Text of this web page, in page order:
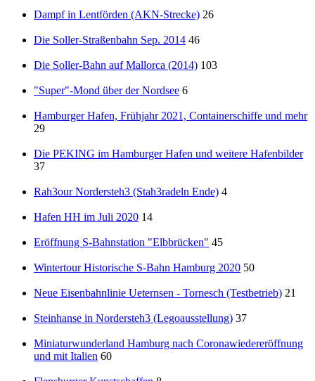
Dampf in Lentförden (AKN-Strecke) 26
Die Soller-Straßenbahn Sep. 2014 46
Die Soller-Bahn auf Mallorca (2014) 103
"Super"-Mond über der Nordsee 6
Hamburger Hafen, Frühjahr 2021, Containerschiffe und mehr
29
Die PEKING im Hamburger Hafen und weitere Hafenbilder
37
Rah3our Nordersteh3 (Stah3radeln Ende) 4
Hafen HH im Juli 2020 14
Eröffnung S-Bahnstation "Elbbrücken" 45
Wintertour Historische S-Bahn Hamburg 2020 50
Neue Eisenbahnlinie Ueternsen - Tornesch (Testbetrieb) 21
Steinhanse in Nordersteh3 (Legoausstellung) 37
Miniaturwunderland Hamburg nach Coronawiedereröffnung
und mit Italien 60